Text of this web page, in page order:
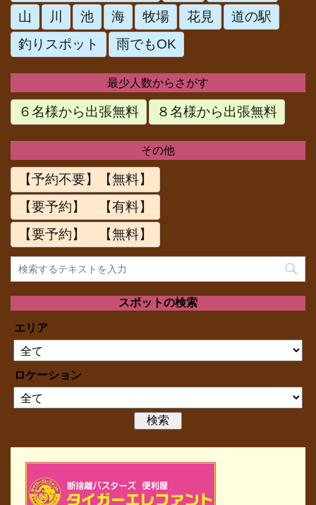
山 川 池 海 牧場 花見
道の駅
釣りスポット
雨でもOK
最少人数からさがす
６名様から出張無料 ８名様から出張無料
その他
【予約不要】【無料】
【要予約】 【有料】
【要予約】 【無料】
スポットの検索
エリア
ロケーション